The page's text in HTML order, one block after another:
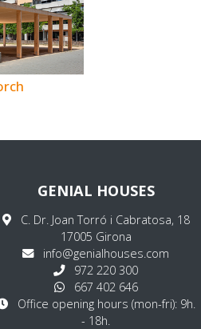
GENIAL HOUSES
C. Dr. Joan Torró i Cabratosa, 18
17005 Girona
info@genialhouses.com
972 220 300
667 402 646
Office opening hours (mon-fri): 9h.
- 18h.